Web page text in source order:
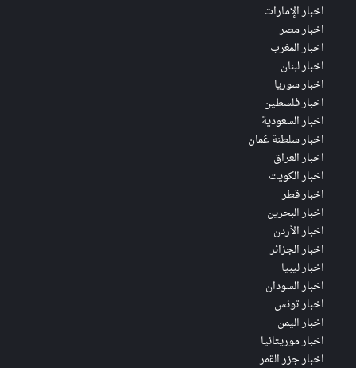
اخبار الإمارات
اخبار مصر
اخبار المغرب
اخبار لبنان
اخبار سوريا
اخبار فلسطين
اخبار السعودية
اخبار سلطنة عُمان
اخبار العراق
اخبار الكويت
اخبار قطر
اخبار البحرين
اخبار الأردن
اخبار الجزائر
اخبار ليبيا
اخبار السودان
اخبار تونس
اخبار اليمن
اخبار موريتانيا
اخبار جزر القمر